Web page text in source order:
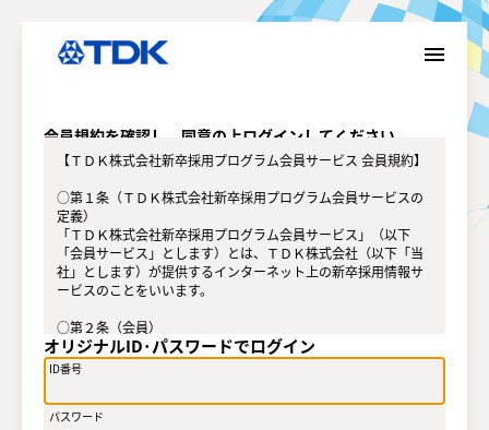
menu
会員規約を確認し、同意の上ログインしてください。
【ＴＤＫ株式会社新卒採用プログラム会員サービス 会員規約】
○第１条（ＴＤＫ株式会社新卒採用プログラム会員サービスの
定義）
「ＴＤＫ株式会社新卒採用プログラム会員サービス」（以下
「会員サービス」とします）とは、ＴＤＫ株式会社（以下「当
社」とします）が提供するインターネット上の新卒採用情報サ
ービスのことをいいます。
○第２条（会員）
（１）会員とは、当社が定める方法によって会員サービスに登
録を申し込み、当社がこれを承認した方をいいます。
けることができます。
（３）会員は、入会の時点で本規約を承諾しなければなりませ
オリジナルID･パスワードでログイン
ID番号
パスワード